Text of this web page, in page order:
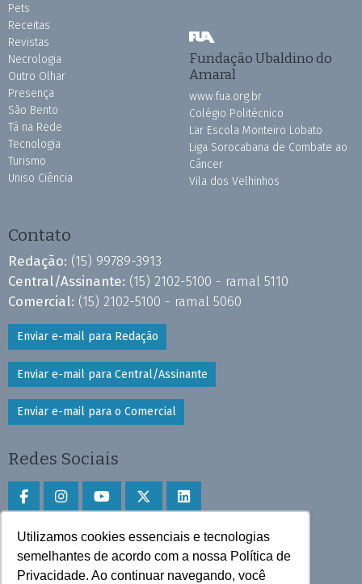
Utilizamos cookies essenciais e tecnologias
semelhantes de acordo com a nossa Política de
Privacidade. Ao continuar navegando, você
Pets
Receitas
Revistas
Necrologia
Outro Olhar
Presença
São Bento
Tá na Rede
Tecnologia
Turismo
Uniso Ciência
Fundação Ubaldino do
Amaral
www.fua.org.br
Colégio Politécnico
Lar Escola Monteiro Lobato
Liga Sorocabana de Combate ao
Câncer
Vila dos Velhinhos
Contato
Redação: (15) 99789-3913
Central/Assinante: (15) 2102-5100 - ramal 5110
Comercial: (15) 2102-5100 - ramal 5060
Enviar e-mail para Redação
Enviar e-mail para Central/Assinante
Enviar e-mail para o Comercial
Redes Sociais
Faça download do aplicativo
Play Store e App Store